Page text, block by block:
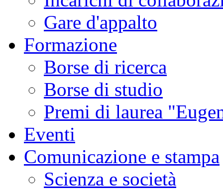
Gare d'appalto
Formazione
Borse di ricerca
Borse di studio
Premi di laurea
Eventi
Comunicazione e stampa
Scienza e società